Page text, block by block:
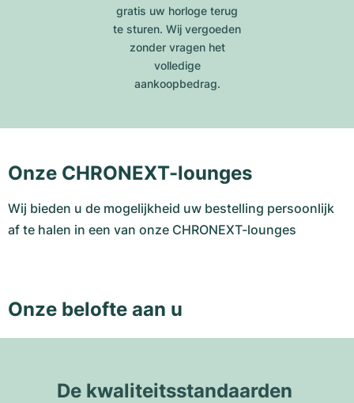
gratis uw horloge terug
te sturen. Wij vergoeden
zonder vragen het
volledige
aankoopbedrag.
Onze CHRONEXT-lounges
Wij bieden u de mogelijkheid uw bestelling persoonlijk
af te halen in een van onze CHRONEXT-lounges
Onze belofte aan u
De kwaliteitsstandaarden